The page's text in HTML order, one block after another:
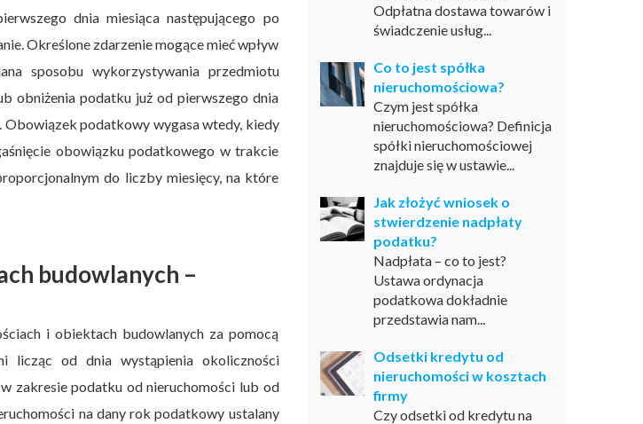
dnia miesiąca następującego po
Określone zdarzenie mogące mieć wpływ
sposobu wykorzystywania przedmiotu
obniżenia podatku już od pierwszego dnia
Obowiązek podatkowy wygasa wtedy, kiedy
obowiązku podatkowego w trakcie
do liczby miesięcy, na które
budowlanych –
i obiektach budowlanych za pomocą
licząc od dnia wystąpienia okoliczności
zakresie podatku od nieruchomości lub od
na dany rok podatkowy ustalany
Odpłatna dostawa towarów i
świadczenie usług...
Co to jest spółka
nieruchomościowa?
Czym jest spółka
nieruchomościowa? Definicja
spółki nieruchomościowej
znajduje się w ustawie...
Jak złożyć wniosek o
stwierdzenie nadpłaty
podatku?
Nadpłata – co to jest?
Ustawa ordynacja
podatkowa dokładnie
przedstawia nam...
Odsetki kredytu od
nieruchomości w kosztach
firmy
Czy odsetki od kredytu na